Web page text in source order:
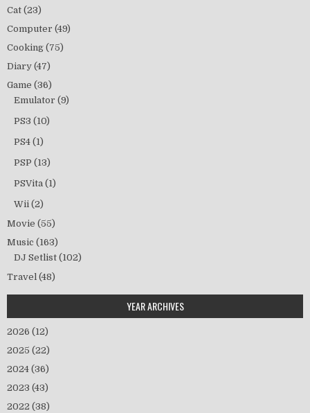
Cat (23)
Computer (49)
Cooking (75)
Diary (47)
Game (36)
Emulator (9)
PS3 (10)
PS4 (1)
PSP (13)
PSVita (1)
Wii (2)
Movie (55)
Music (163)
DJ Setlist (102)
Travel (48)
YEAR ARCHIVES
2026 (12)
2025 (22)
2024 (36)
2023 (43)
2022 (38)